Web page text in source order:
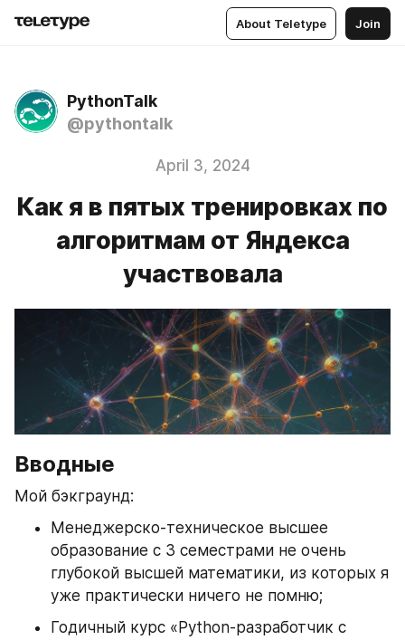
About Teletype Join
PythonTalk
@pythontalk
April 3, 2024
Как я в пятых тренировках по
алгоритмам от Яндекса
участвовала
Вводные
Мой бэкграунд:
Менеджерско-техническое высшее
образование с 3 семестрами не очень
глубокой высшей математики, из которых я
уже практически ничего не помню;
Годичный курс «Python-разработчик с